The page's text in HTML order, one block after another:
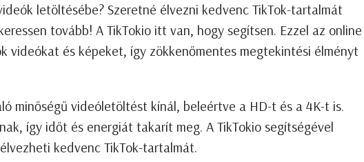
letöltésébe? Szeretné élvezni kedvenc TikTok-tartalmát
tovább! A TikTokio itt van, hogy segítsen. Ezzel az online
videókat és képeket, így zökkenőmentes megtekintési élményt
minőségű videóletöltést kínál, beleértve a HD-t és a 4K-t is.
így időt és energiát takarít meg. A TikTokio segítségével
kedvenc TikTok-tartalmát.